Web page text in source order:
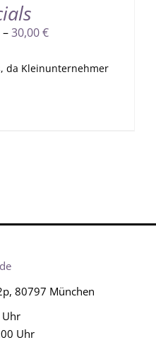
30,00€
da Kleinunternehmer
80797 München
Uhr
Uhr